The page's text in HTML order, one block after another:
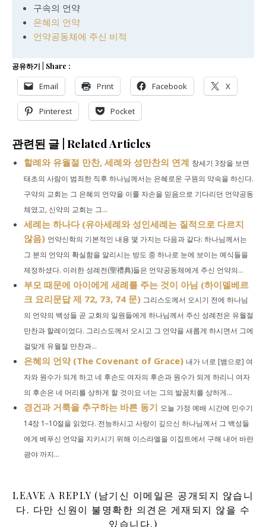
구속의 언약
은혜의 언약
언약공동체에 주신 비적
공유하기 | Share :
Email Print Facebook X
Pinterest Pocket
관련된 글 | Related Articles
할례와 유월절 만찬, 세례와 성만찬의 연계 창세기 3장을 보면
태초의 사람이 범죄한 직후 하나님께서는 은혜로운 구원의 약속을 하신다.
구약의 교회는 그 은혜의 언약을 이룰 자손을 믿음으로 기다리던 언약공동
체였고, 신약의 교회는 그...
세례는 하나다 (유아세례와 성인세례는 질적으로 다르지
않음) 언약신학의 기본적인 내용 몇 가지는 다음과 같다: 하나님께서는
그 분의 언약의 확실함을 알리시는 방도 중 하나로 눈에 보이는 예식들을
제정하셨다. 이러한 성례전(聖禮典)들은 언약공동체에게 주신 언약의...
부모 때문에 아이에게 세례를 주는 것이 아님 (하이델베르
크 요리문답 제 72, 73, 74 문) 그리스도께서 오시기 전에 하나님
의 언약의 백성들 곧 교회의 일원들에게 하나님께서 주신 성례전은 유월절
만찬과 할례이었다. 그리스도께서 오시고 그 언약을 새롭게 하시면서 그에
걸맞게 유월절 만찬과...
은혜의 언약 (The Covenant of Grace) 내가 너로 [뱀으로] 여
자와 원수가 되게 하고 네 후손도 여자의 후손과 원수가 되게 하리니 여자
의 후손은 네 머리를 상하게 할 것이요 너는 그의 발꿈치를 상하게...
경건과 거룩을 추구하는 바른 동기 오늘 가정 예배 시간에 민수기
14장 1–10절을 읽었다. 전능하시고 사랑이 깊으신 하나님께서 그 백성들
에게 베푸신 언약을 지키시기 위해 이스라엘을 이집트에서 구해 내어 바란
광야 까지...
LEAVE A REPLY (남기신 이메일은 공개되지 않습니
다. 다만 신원이 불명확한 의견은 게재되지 않을 수
있습니다.)